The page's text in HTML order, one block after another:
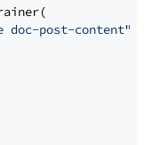
doc-post-content"